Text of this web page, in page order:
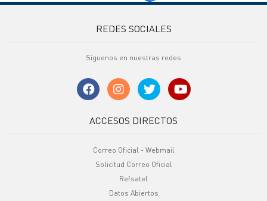
REDES SOCIALES
Síguenos en nuestras redes
ACCESOS DIRECTOS
Correo Oficial - Webmail
Solicitud Correo Oficial
Refsatel
Datos Abiertos